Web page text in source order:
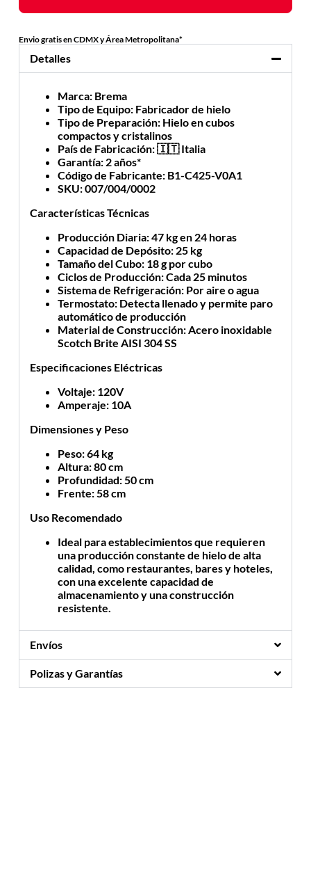
Envio gratis en CDMX y Área Metropolitana*
Detalles
Marca: Brema
Tipo de Equipo: Fabricador de hielo
Tipo de Preparación: Hielo en cubos
compactos y cristalinos
País de Fabricación: 🇮🇹 Italia
Garantía: 2 años*
Código de Fabricante: B1-C425-V0A1
SKU: 007/004/0002
Características Técnicas
Producción Diaria: 47 kg en 24 horas
Capacidad de Depósito: 25 kg
Tamaño del Cubo: 18 g por cubo
Ciclos de Producción: Cada 25 minutos
Sistema de Refrigeración: Por aire o agua
Termostato: Detecta llenado y permite paro
automático de producción
Material de Construcción: Acero inoxidable
Scotch Brite AISI 304 SS
Especificaciones Eléctricas
Voltaje: 120V
Amperaje: 10A
Dimensiones y Peso
Peso: 64 kg
Altura: 80 cm
Profundidad: 50 cm
Frente: 58 cm
Uso Recomendado
Ideal para establecimientos que requieren
una producción constante de hielo de alta
calidad, como restaurantes, bares y hoteles,
con una excelente capacidad de
almacenamiento y una construcción
resistente.
Envíos
Polizas y Garantías